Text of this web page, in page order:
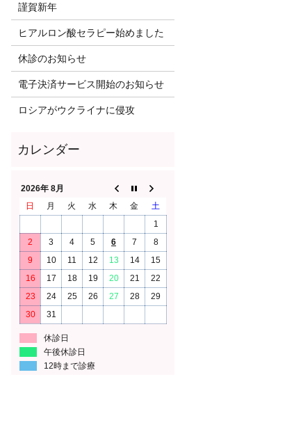
謹賀新年
ヒアルロン酸セラピー始めました
休診のお知らせ
電子決済サービス開始のお知らせ
ロシアがウクライナに侵攻
2026年 8月
日
月 火 水 木 金
土
1
2
3 4 5 6 7
8
9
10 11 12 13 14
15
16
17 18 19 20 21
22
23
24 25 26 27 28
29
30
31
休診日
午後休診日
12時まで診療